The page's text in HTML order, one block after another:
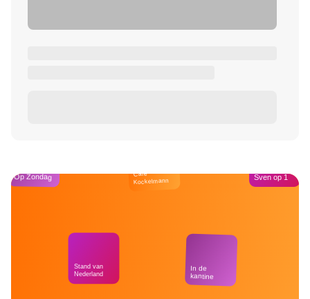
Op Zondag
Stand van
Nederland
Café
Kockelmann
In de
kantine
Sven op 1